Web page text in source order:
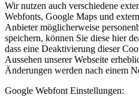
Wir nutzen auch verschiedene
Webfonts, Google Maps und
Anbieter möglicherweise
speichern, können Sie diese hier
dass eine Deaktivierung dieser
Aussehen unserer Webseite
Änderungen werden nach einem
Google Webfont Einstellungen: